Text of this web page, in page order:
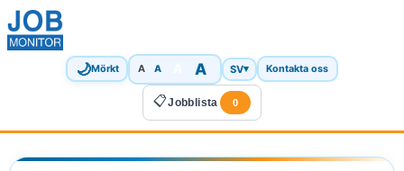
🌙Mörkt A A A SV▾ Kontakta oss
📋Jobblista 0